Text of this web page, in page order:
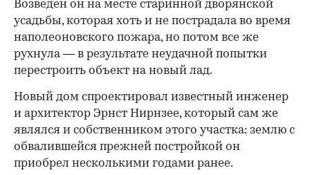
Возведен он на месте старинной дворянской
усадьбы, которая хоть и не пострадала во время
наполеоновского пожара, но потом все же
рухнула — в результате неудачной попытки
перестроить объект на новый лад.
Новый дом спроектировал известный инженер
и архитектор Эрнст Нирнзее, который сам же
являлся и собственником этого участка: землю с
обвалившейся прежней постройкой он
приобрел несколькими годами ранее.